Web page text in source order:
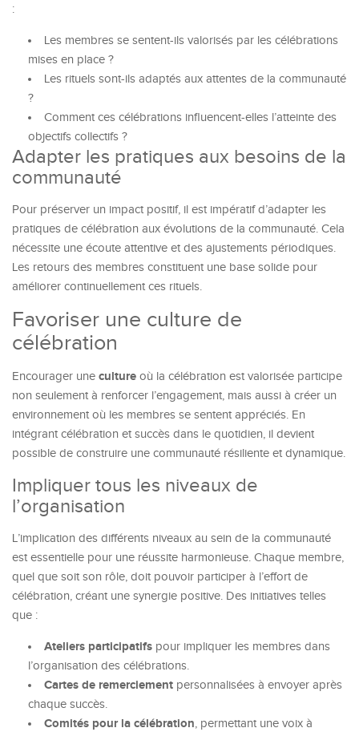
:
Les membres se sentent-ils valorisés par les célébrations
mises en place ?
Les rituels sont-ils adaptés aux attentes de la communauté
?
Comment ces célébrations influencent-elles l’atteinte des
objectifs collectifs ?
Adapter les pratiques aux besoins de la
communauté
Pour préserver un impact positif, il est impératif d’adapter les
pratiques de célébration aux évolutions de la communauté. Cela
nécessite une écoute attentive et des ajustements périodiques.
Les retours des membres constituent une base solide pour
améliorer continuellement ces rituels.
Favoriser une culture de
célébration
Encourager une culture où la célébration est valorisée participe
non seulement à renforcer l’engagement, mais aussi à créer un
environnement où les membres se sentent appréciés. En
intégrant célébration et succès dans le quotidien, il devient
possible de construire une communauté résiliente et dynamique.
Impliquer tous les niveaux de
l’organisation
L’implication des différents niveaux au sein de la communauté
est essentielle pour une réussite harmonieuse. Chaque membre,
quel que soit son rôle, doit pouvoir participer à l’effort de
célébration, créant une synergie positive. Des initiatives telles
que :
Ateliers participatifs pour impliquer les membres dans
l’organisation des célébrations.
Cartes de remerciement personnalisées à envoyer après
chaque succès.
Comités pour la célébration, permettant une voix à